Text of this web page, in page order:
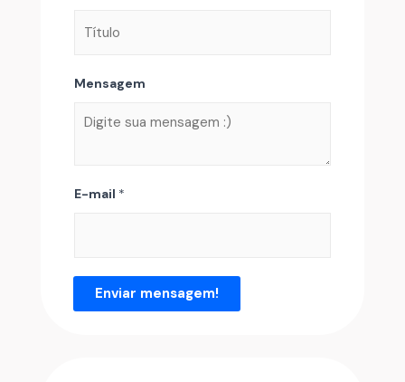
Mensagem
E-mail *
Enviar mensagem!